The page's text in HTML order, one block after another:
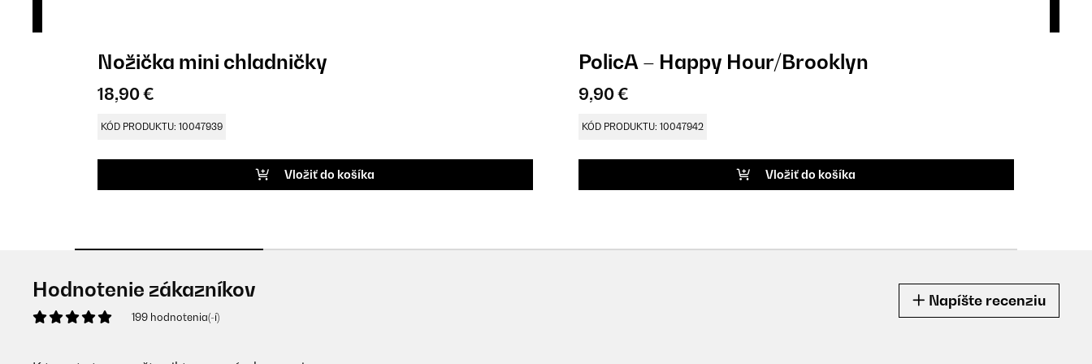
Nožička mini chladničky
18,90 €
KÓD PRODUKTU: 10047939
Vložiť do košíka
PolicA – Happy Hour/Brooklyn
9,90 €
KÓD PRODUKTU: 10047942
Vložiť do košíka
Hodnotenie zákazníkov
199 hodnotenia(-í)
Napíšte recenziu